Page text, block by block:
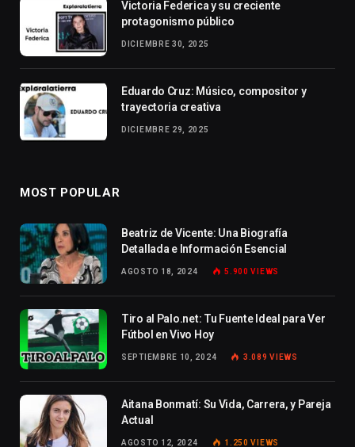
Victoria Federica y su creciente
protagonismo público
DICIEMBRE 30, 2025
Eduardo Cruz: Músico, compositor y
trayectoria creativa
DICIEMBRE 29, 2025
MOST POPULAR
Beatriz de Vicente: Una Biografía
Detallada e Información Esencial
AGOSTO 18, 2024 5.900VIEWS
Tiro al Palo.net: Tu Fuente Ideal para Ver
Fútbol en Vivo Hoy
SEPTIEMBRE 10, 2024 3.089VIEWS
Aitana Bonmatí: Su Vida, Carrera, y Pareja
Actual
AGOSTO 12, 2024 1.250VIEWS